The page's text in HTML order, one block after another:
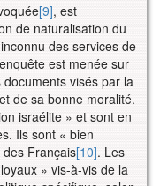
[9], est
de naturalisation du
des services de
est menée sur
documents visés par la
de sa bonne moralité.
israélite » et sont en
Ils sont « bien
Français[10]. Les
» vis-à-vis de la